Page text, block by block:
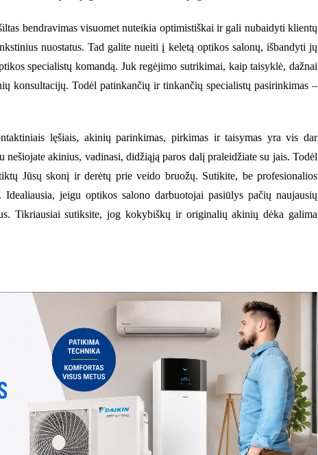
bendravimas visuomet nuteikia optimistiškai ir gali nubaidyti klientų
nuostatus. Tad galite nueiti į keletą optikos salonų, išbandyti jų
specialistų komandą. Juk regėjimo sutrikimai, kaip taisyklė, dažnai
konsultacijų. Todėl patinkančių ir tinkančių specialistų pasirinkimas –
lęšiais, akinių parinkimas, pirkimas ir taisymas yra vis dar
akinius, vadinasi, didžiąją paros dalį praleidžiate su jais. Todėl
Jūsų skonį ir derėtų prie veido bruožų. Sutikite, be profesionalios
jeigu optikos salono darbuotojai pasiūlys pačių naujausių
Tikriausiai sutiksite, jog kokybiškų ir originalių akinių dėka galima